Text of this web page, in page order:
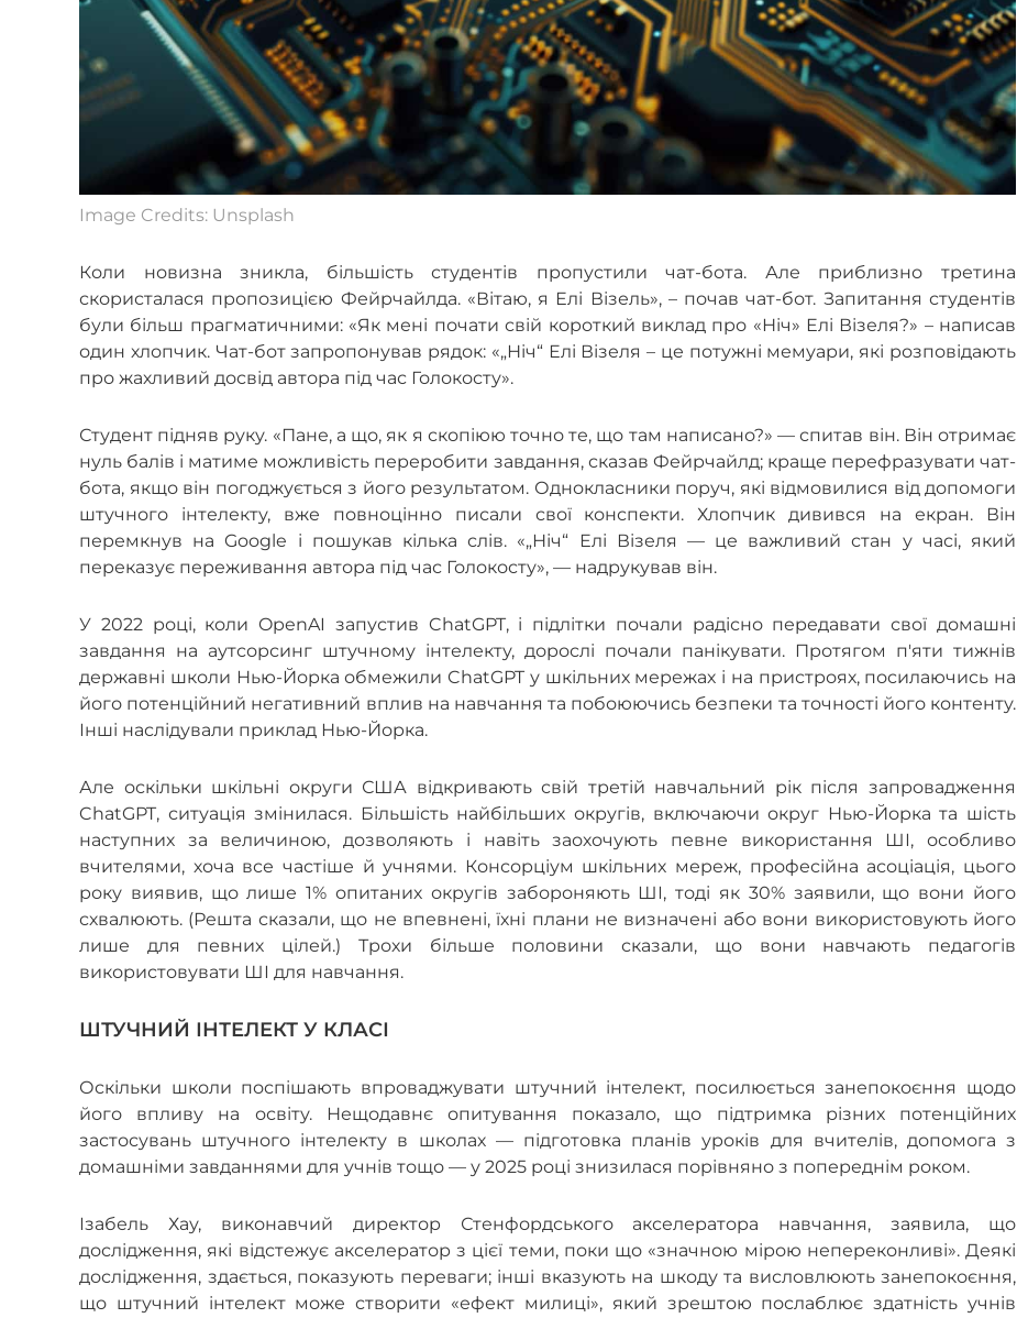
Image Credits: Unsplash
Коли новизна зникла, більшість студентів пропустили чат-бота. Але приблизно третина
скористалася пропозицією Фейрчайлда. «Вітаю, я Елі Візель», – почав чат-бот. Запитання студентів
були більш прагматичними: «Як мені почати свій короткий виклад про «Ніч» Елі Візеля?» – написав
один хлопчик. Чат-бот запропонував рядок: «„Ніч“ Елі Візеля – це потужні мемуари, які розповідають
про жахливий досвід автора під час Голокосту».
Студент підняв руку. «Пане, а що, як я скопіюю точно те, що там написано?» — спитав він. Він отримає
нуль балів і матиме можливість переробити завдання, сказав Фейрчайлд; краще перефразувати чат-
бота, якщо він погоджується з його результатом. Однокласники поруч, які відмовилися від допомоги
штучного інтелекту, вже повноцінно писали свої конспекти. Хлопчик дивився на екран. Він
перемкнув на Google і пошукав кілька слів. «„Ніч“ Елі Візеля — це важливий стан у часі, який
переказує переживання автора під час Голокосту», — надрукував він.
У 2022 році, коли OpenAI запустив ChatGPT, і підлітки почали радісно передавати свої домашні
завдання на аутсорсинг штучному інтелекту, дорослі почали панікувати. Протягом п'яти тижнів
державні школи Нью-Йорка обмежили ChatGPT у шкільних мережах і на пристроях, посилаючись на
його потенційний негативний вплив на навчання та побоюючись безпеки та точності його контенту.
Інші наслідували приклад Нью-Йорка.
Але оскільки шкільні округи США відкривають свій третій навчальний рік після запровадження
ChatGPT, ситуація змінилася. Більшість найбільших округів, включаючи округ Нью-Йорка та шість
наступних за величиною, дозволяють і навіть заохочують певне використання ШІ, особливо
вчителями, хоча все частіше й учнями. Консорціум шкільних мереж, професійна асоціація, цього
року виявив, що лише 1% опитаних округів забороняють ШІ, тоді як 30% заявили, що вони його
схвалюють. (Решта сказали, що не впевнені, їхні плани не визначені або вони використовують його
лише для певних цілей.) Трохи більше половини сказали, що вони навчають педагогів
використовувати ШІ для навчання.
ШТУЧНИЙ ІНТЕЛЕКТ У КЛАСІ
Оскільки школи поспішають впроваджувати штучний інтелект, посилюється занепокоєння щодо
його впливу на освіту. Нещодавнє опитування показало, що підтримка різних потенційних
застосувань штучного інтелекту в школах — підготовка планів уроків для вчителів, допомога з
домашніми завданнями для учнів тощо — у 2025 році знизилася порівняно з попереднім роком.
Ізабель Хау, виконавчий директор Стенфордського акселератора навчання, заявила, що
дослідження, які відстежує акселератор з цієї теми, поки що «значною мірою непереконливі». Деякі
дослідження, здається, показують переваги; інші вказують на шкоду та висловлюють занепокоєння,
що штучний інтелект може створити «ефект милиці», який зрештою послаблює здатність учнів